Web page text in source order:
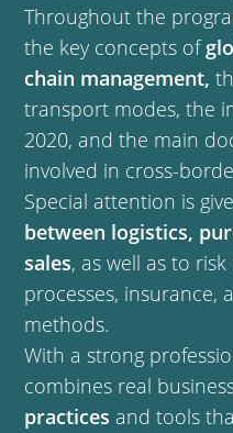
Throughout the
the key concepts of
chain management,
transport modes, the
2020, and the main
involved in cross-
Special attention is
between logistics,
sales, as well as to
processes, insurance,
methods.
With a strong
combines real
practices and tools